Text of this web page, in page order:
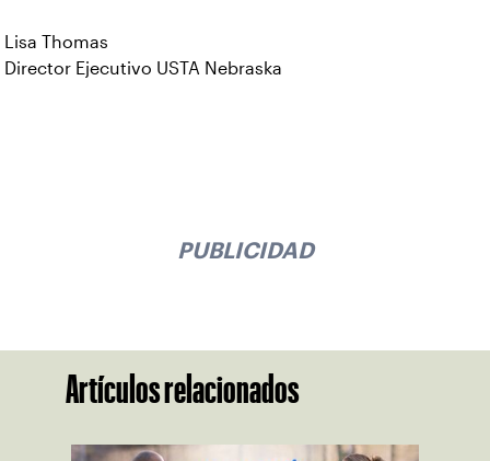
Lisa Thomas
Director Ejecutivo USTA Nebraska
PUBLICIDAD
Artículos relacionados